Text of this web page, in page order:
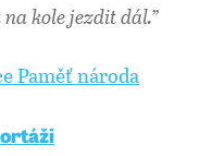
kole jezdit dál.”
Paměť národa